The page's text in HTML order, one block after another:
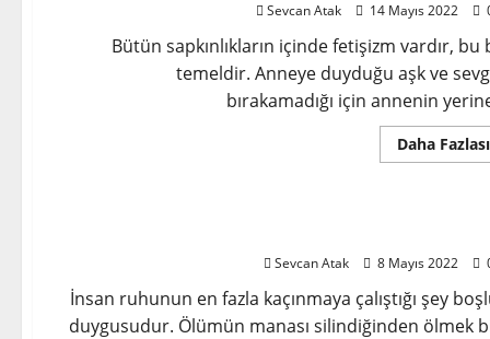
Sevcan Atak 14 Mayıs 2022
Bütün sapkınlıkların içinde fetişizm vardır, bu
temeldir. Anneye duyduğu aşk ve
bırakamadığı için annenin
Daha Fazlası
Sevcan Atak 8 Mayıs 2022
İnsan ruhunun en fazla kaçınmaya çalıştığı şey
duygusudur. Ölümün manası silindiğinden ölmek